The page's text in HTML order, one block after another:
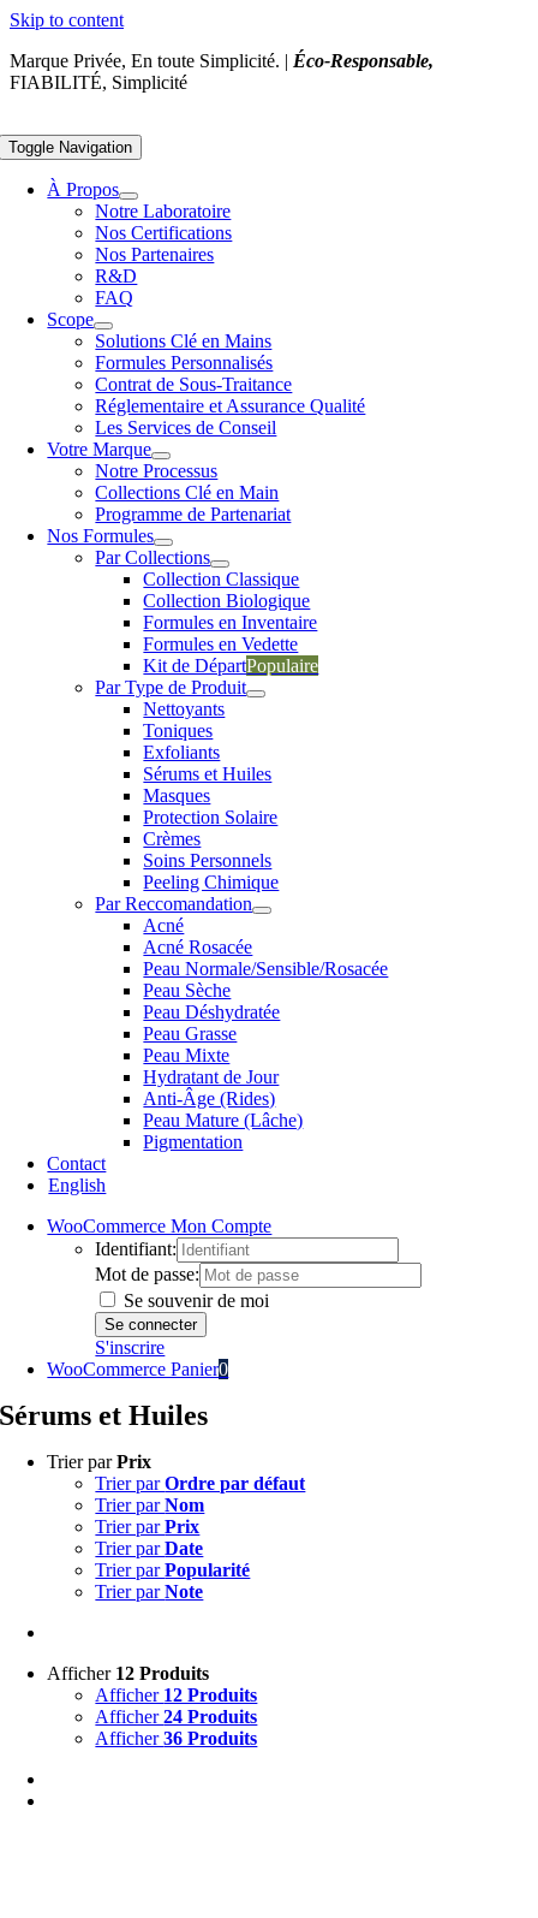
Skip to content
Marque Privée, En toute Simplicité. | Éco-Responsable,
FIABILITÉ, Simplicité
Toggle Navigation
À Propos
Notre Laboratoire
Nos Certifications
Nos Partenaires
R&D
FAQ
Scope
Solutions Clé en Mains
Formules Personnalisés
Contrat de Sous-Traitance
Réglementaire et Assurance Qualité
Les Services de Conseil
Votre Marque
Notre Processus
Collections Clé en Main
Programme de Partenariat
Nos Formules
Par Collections
Collection Classique
Collection Biologique
Formules en Inventaire
Formules en Vedette
Kit de DépartPopulaire
Par Type de Produit
Nettoyants
Toniques
Exfoliants
Sérums et Huiles
Masques
Protection Solaire
Crèmes
Soins Personnels
Peeling Chimique
Par Reccomandation
Acné
Acné Rosacée
Peau Normale/Sensible/Rosacée
Peau Sèche
Peau Déshydratée
Peau Grasse
Peau Mixte
Hydratant de Jour
Anti-Âge (Rides)
Peau Mature (Lâche)
Pigmentation
Contact
English
WooCommerce Mon Compte
Identifiant:
Mot de passe:
Se souvenir de moi
S'inscrire
WooCommerce Panier0
Sérums et Huiles
Trier parPrix
Trier parOrdre par défaut
Trier parNom
Trier parPrix
Trier parDate
Trier parPopularité
Trier parNote
Afficher 12 Produits
Afficher 12 Produits
Afficher24 Produits
Afficher36 Produits